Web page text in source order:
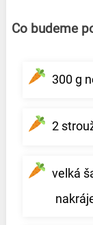
Co budeme
300 g
2
velká